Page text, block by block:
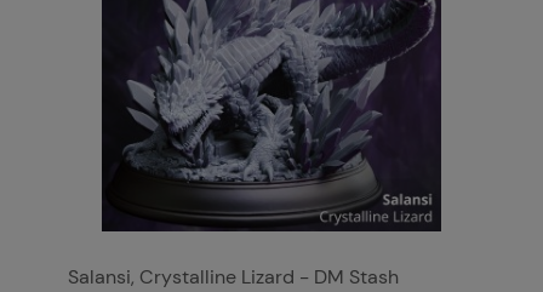
Salansi, Crystalline Lizard - DM Stash